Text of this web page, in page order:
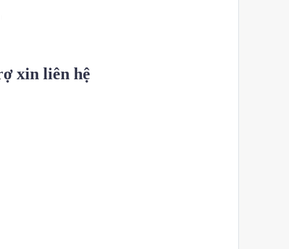
xin liên hệ